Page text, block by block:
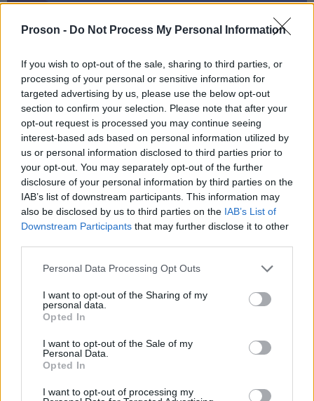
Proson - Do Not Process My Personal Information
If you wish to opt-out of the sale, sharing to third parties, or
processing of your personal or sensitive information for
targeted advertising by us, please use the below opt-out
section to confirm your selection. Please note that after your
opt-out request is processed you may continue seeing
interest-based ads based on personal information utilized by
us or personal information disclosed to third parties prior to
your opt-out. You may separately opt-out of the further
disclosure of your personal information by third parties on the
IAB’s list of downstream participants. This information may
also be disclosed by us to third parties on the IAB’s List of
Downstream Participants that may further disclose it to other
Please note that this website/app uses one or more Google
not limited to your visit or usage behaviour. You may click to
grant or deny consent to Google and its third-party tags to
use your data for below specified purposes in below Google
consent section.
Personal Data Processing Opt Outs
I want to opt-out of the Sharing of my
personal data.
Opted In
I want to opt-out of the Sale of my
Personal Data.
Opted In
I want to opt-out of processing my
ΑΣΕΠ: Εξ αποστάσεως η πιο Εύκολη
μέρες
Μάθε πρώτος όλες τις σημαντικές
ειδήσεις.
Βάλε το proson.gr στα αποτελέσματα
αναζήτησης της Google
Δημοφιλείς Ειδήσεις
ΟΠΕΚΑ: Μηνιαίο επίδομα έως 210
ευρώ - Πώς θα τα πάρετε